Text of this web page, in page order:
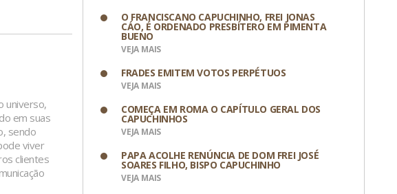
universo,
em suas
sendo
viver
clientes
O FRANCISCANO CAPUCHINHO, FREI JONAS
CÁO, É ORDENADO PRESBÍTERO EM PIMENTA
BUENO
VEJA MAIS
FRADES EMITEM VOTOS PERPÉTUOS
VEJA MAIS
COMEÇA EM ROMA O CAPÍTULO GERAL DOS
CAPUCHINHOS
VEJA MAIS
PAPA ACOLHE RENÚNCIA DE DOM FREI JOSÉ
SOARES FILHO, BISPO CAPUCHINHO
VEJA MAIS